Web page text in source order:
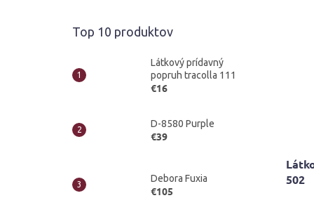
Top 10 produktov
Látkový prídavný
popruh tracolla 111
€16
D-8580 Purple
€39
Debora Fuxia
€105
502